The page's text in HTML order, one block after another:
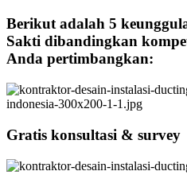
Berikut adalah 5
Sakti dibandingkan
Anda pertimbangkan:
Gratis konsultasi & survey